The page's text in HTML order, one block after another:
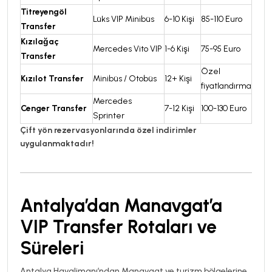
Titreyengöl
Transfer
Lüks VIP Minibüs 6-10 Kişi 85-110 Euro
Kızılağaç
Transfer
Mercedes Vito VIP 1-6 Kişi 75-95 Euro
Kızılot Transfer Minibüs / Otobüs 12+ Kişi
Özel
fiyatlandırma
Cenger Transfer
Mercedes
Sprinter
7-12 Kişi 100-130 Euro
Çift yön rezervasyonlarında özel indirimler
uygulanmaktadır!
Antalya’dan Manavgat’a
VIP Transfer Rotaları ve
Süreleri